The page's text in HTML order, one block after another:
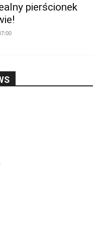
pierścionek